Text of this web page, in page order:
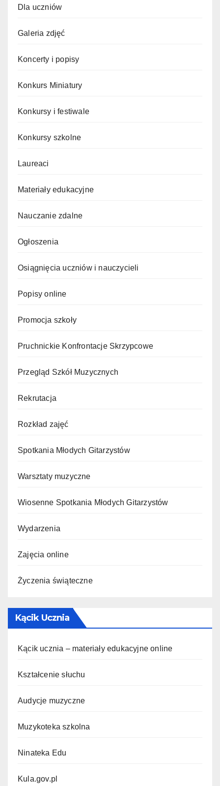
Dla uczniów
Galeria zdjęć
Koncerty i popisy
Konkurs Miniatury
Konkursy i festiwale
Konkursy szkolne
Laureaci
Materiały edukacyjne
Nauczanie zdalne
Ogłoszenia
Osiągnięcia uczniów i nauczycieli
Popisy online
Promocja szkoły
Pruchnickie Konfrontacje Skrzypcowe
Przegląd Szkół Muzycznych
Rekrutacja
Rozkład zajęć
Spotkania Młodych Gitarzystów
Warsztaty muzyczne
Wiosenne Spotkania Młodych Gitarzystów
Wydarzenia
Zajęcia online
Życzenia świąteczne
Kącik Ucznia
Kącik ucznia – materiały edukacyjne online
Kształcenie słuchu
Audycje muzyczne
Muzykoteka szkolna
Ninateka Edu
Kula.gov.pl